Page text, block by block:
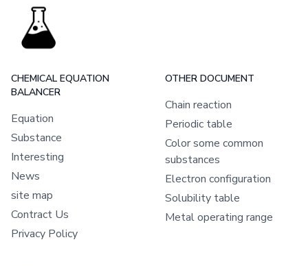
CHEMICAL EQUATION
BALANCER
Equation
Substance
Interesting
News
site map
Contract Us
Privacy Policy
OTHER DOCUMENT
Chain reaction
Periodic table
Color some common
substances
Electron configuration
Solubility table
Metal operating range